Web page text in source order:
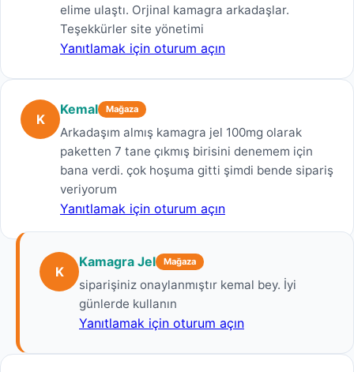
elime ulaştı. Orjinal kamagra arkadaşlar.
Teşekkürler site yönetimi
Yanıtlamak için oturum açın
K
Kemal Mağaza
Arkadaşım almış kamagra jel 100mg olarak
paketten 7 tane çıkmış birisini denemem için
bana verdi. çok hoşuma gitti şimdi bende sipariş
veriyorum
Yanıtlamak için oturum açın
K
Kamagra Jel Mağaza
siparişiniz onaylanmıştır kemal bey. İyi
günlerde kullanın
Yanıtlamak için oturum açın